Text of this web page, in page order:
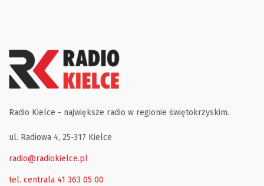
Radio Kielce - największe radio w regionie świętokrzyskim.
ul. Radiowa 4, 25-317 Kielce
radio@radiokielce.pl
tel. centrala 41 363 05 00